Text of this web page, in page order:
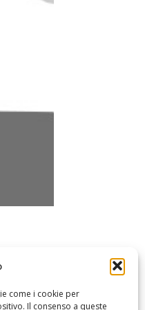
come i cookie per
Il consenso a queste